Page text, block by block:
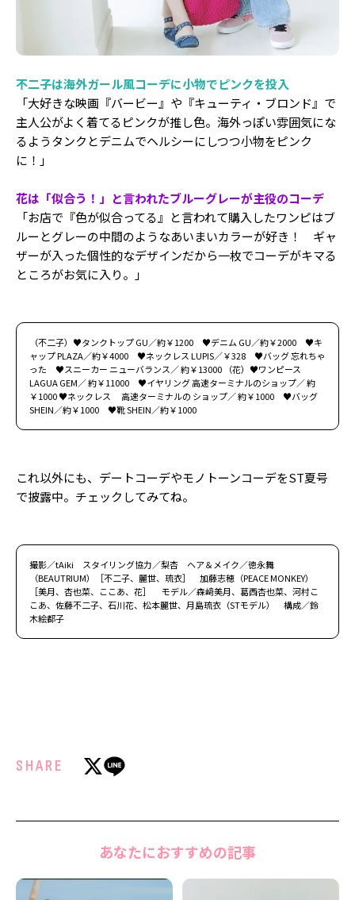
不二子は海外ガール風コーデに小物でピンクを投入
「大好きな映画『バービー』や『キューティ・ブロンド』で
主人公がよく着てるピンクが推し色。海外っぽい雰囲気にな
るようタンクとデニムでヘルシーにしつつ小物をピンク
に！」
花は「似合う！」と言われたブルーグレーが主役のコーデ
「お店で『色が似合ってる』と言われて購入したワンピはブ
ルーとグレーの中間のようなあいまいカラーが好き！ ギャ
ザーが入った個性的なデザインだから一枚でコーデがキマる
ところがお気に入り。」
（不二子）♥タンクトップ GU／約￥1200 ♥デニム GU／約￥2000 ♥キ
ャップ PLAZA／約￥4000 ♥ネックレス LUPIS／￥328 ♥バッグ 忘れちゃ
った ♥スニーカー ニューバランス／ 約￥13000 （花）♥ワンピース
LAGUA GEM／ 約￥11000 ♥イヤリング 高速ターミナルのショップ／ 約
￥1000 ♥ネックレス 高速ターミナルの ショップ／ 約￥1000 ♥バッグ
SHEIN／約￥1000 ♥靴 SHEIN／約￥1000
これ以外にも、デートコーデやモノトーンコーデをST夏号
で披露中。チェックしてみてね。
撮影／tAiki スタイリング協力／梨杏 ヘア＆メイク／徳永舞
（BEAUTRIUM）［不二子、麗世、琉衣］ 加藤志穂（PEACE MONKEY）
［美月、杏也菜、ここあ、花］ モデル／森﨑美月、葛西杏也菜、河村こ
こあ、佐藤不二子、石川花、松本麗世、月島琉衣（STモデル） 構成／鈴
木絵都子
SHARE
あなたにおすすめの記事